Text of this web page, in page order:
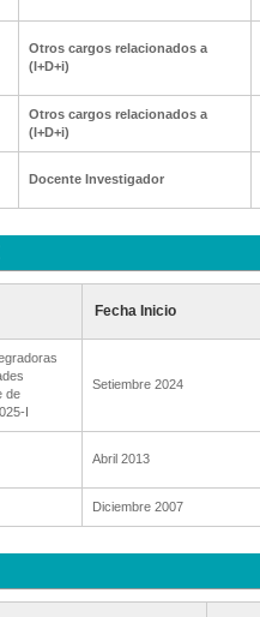
Otros cargos relacionados a
(I+D+i)
Otros cargos relacionados a
(I+D+i)
Docente Investigador
Fecha Inicio
de
I
Setiembre 2024
Abril 2013
Diciembre 2007